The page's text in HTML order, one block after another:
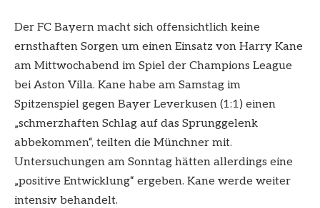
Der FC Bayern macht sich offensichtlich keine
ernsthaften Sorgen um einen Einsatz von Harry Kane
am Mittwochabend im Spiel der Champions League
bei Aston Villa. Kane habe am Samstag im
Spitzenspiel gegen Bayer Leverkusen (1:1) einen
„schmerzhaften Schlag auf das Sprunggelenk
abbekommen“, teilten die Münchner mit.
Untersuchungen am Sonntag hätten allerdings eine
„positive Entwicklung“ ergeben. Kane werde weiter
intensiv behandelt.